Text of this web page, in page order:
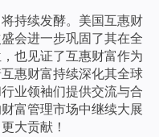
持续发酵。美国互惠财
会进一步巩固了其在全
也见证了互惠财富作为
惠财富持续深化其全球
业领袖们提供交流与合
富管理市场中继续大展
大贡献！